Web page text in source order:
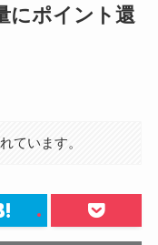
にポイント還
ています。